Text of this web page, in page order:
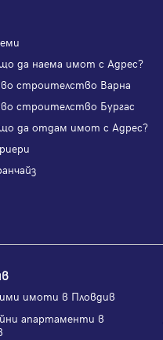
да наема имот с Адрес?
строителство Варна
строителство Бургас
да отдам имот с Адрес?
имоти в Пловдив
апартаменти в